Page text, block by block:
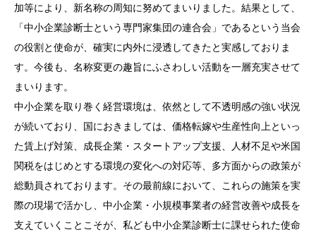
加等により、新名称の周知に努めてまいりました。結果として、
「中小企業診断士という専門家集団の連合会」であるという当会
の役割と使命が、確実に内外に浸透してきたと実感しておりま
す。今後も、名称変更の趣旨にふさわしい活動を一層充実させて
まいります。
中小企業を取り巻く経営環境は、依然として不透明感の強い状況
が続いており、国におきましては、価格転嫁や生産性向上といっ
た賃上げ対策、成長企業・スタートアップ支援、人材不足や米国
関税をはじめとする環境の変化への対応等、多方面からの政策が
総動員されております。その最前線において、これらの施策を実
際の現場で活かし、中小企業・小規模事業者の経営改善や成長を
支えていくことこそが、私ども中小企業診断士に課せられた使命